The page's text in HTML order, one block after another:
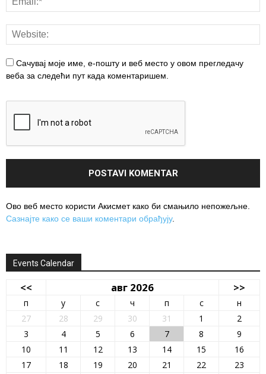
Сачувај моје име, е-пошту и веб место у овом прегледачу
веба за следећи пут када коментаришем.
Ово веб место користи Акисмет како би смањило непожељне.
Сазнајте како се ваши коментари обрађују.
Events Calendar
<< авг 2026 >>
п у с ч п с
н
27
28 29 30 31 1
2
3
4 5 6 7 8
9
10
11 12 13 14 15
16
17
18 19 20 21 22
23